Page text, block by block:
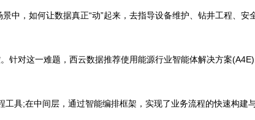
中，如何让数据真正“动”起来，去指导设备维护、钻井工程、
对这一难题，西云数据推荐使用能源行业智能体解决方案
具;在中间层，通过智能编排框架，实现了业务流程的快速构建